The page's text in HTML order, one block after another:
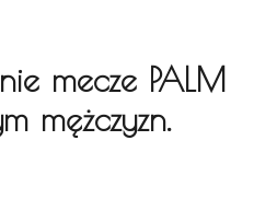
mecze PALM
mężczyzn.